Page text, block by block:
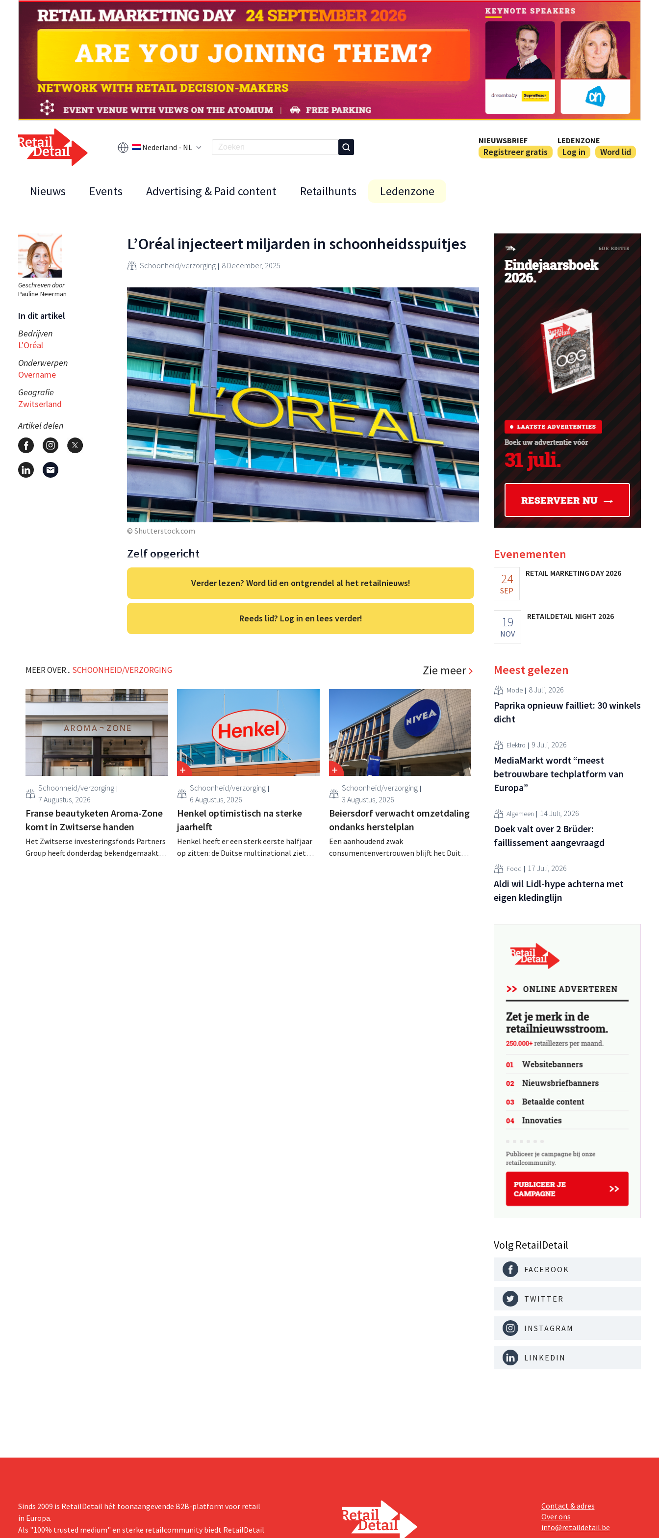
Nederland - NL
NIEUWSBRIEF
Registreer gratis
LEDENZONE
Log in Word lid
Nieuws Events Advertising & Paid content Retailhunts Ledenzone
Geschreven door
Pauline Neerman
In dit artikel
Bedrijven
L'Oréal
Onderwerpen
Overname
Geografie
Zwitserland
Artikel delen
L’Oréal injecteert miljarden in schoonheidsspuitjes
Schoonheid/verzorging 8 December, 2025
© Shutterstock.com
Zelf opgericht
Verder lezen? Word lid en ontgrendel al het retailnieuws!
Reeds lid? Log in en lees verder!
MEER OVER... SCHOONHEID/VERZORGING Zie meer
Schoonheid/verzorging
7 Augustus, 2026
Franse beautyketen Aroma-Zone
komt in Zwitserse handen
Het Zwitserse investeringsfonds Partners
Group heeft donderdag bekendgemaakt
Schoonheid/verzorging
6 Augustus, 2026
Henkel optimistisch na sterke
jaarhelft
Henkel heeft er een sterk eerste halfjaar
op zitten: de Duitse multinational ziet
Schoonheid/verzorging
3 Augustus, 2026
Beiersdorf verwacht omzetdaling
ondanks herstelplan
Een aanhoudend zwak
consumentenvertrouwen blijft het Duitse
Evenementen
24
SEP
RETAIL MARKETING DAY 2026
19
NOV
RETAILDETAIL NIGHT 2026
Meest gelezen
Mode 8 Juli, 2026
Paprika opnieuw failliet: 30 winkels
dicht
Elektro 9 Juli, 2026
MediaMarkt wordt “meest
betrouwbare techplatform van
Europa”
Algemeen 14 Juli, 2026
Doek valt over 2 Brüder:
faillissement aangevraagd
Food 17 Juli, 2026
Aldi wil Lidl-hype achterna met
eigen kledinglijn
Volg RetailDetail
FACEBOOK
TWITTER
INSTAGRAM
LINKEDIN
Sinds 2009 is RetailDetail hét toonaangevende B2B-platform voor retail
in Europa.
Als "100% trusted medium" en sterke retailcommunity biedt RetailDetail
Contact & adres
Over ons
info@retaildetail.be